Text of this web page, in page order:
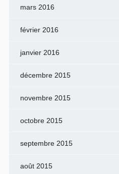
mars 2016
février 2016
janvier 2016
décembre 2015
novembre 2015
octobre 2015
septembre 2015
août 2015